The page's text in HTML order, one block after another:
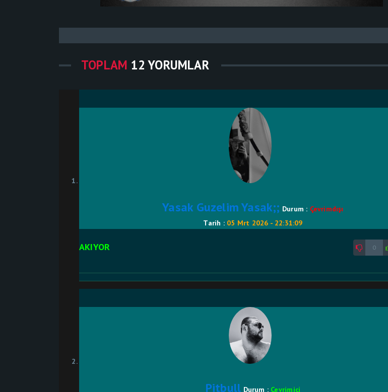
TOPLAM 12 YORUMLAR
Yasak Guzelim Yasak;; Durum : Çevrimdışı
Tarih : 05 Mrt 2026 - 22:31:09
0
AKIYOR
Pitbull Durum : Çevrimiçi